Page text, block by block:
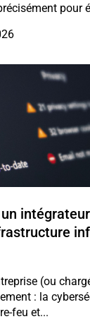
pour
(ou
: la
feu et...